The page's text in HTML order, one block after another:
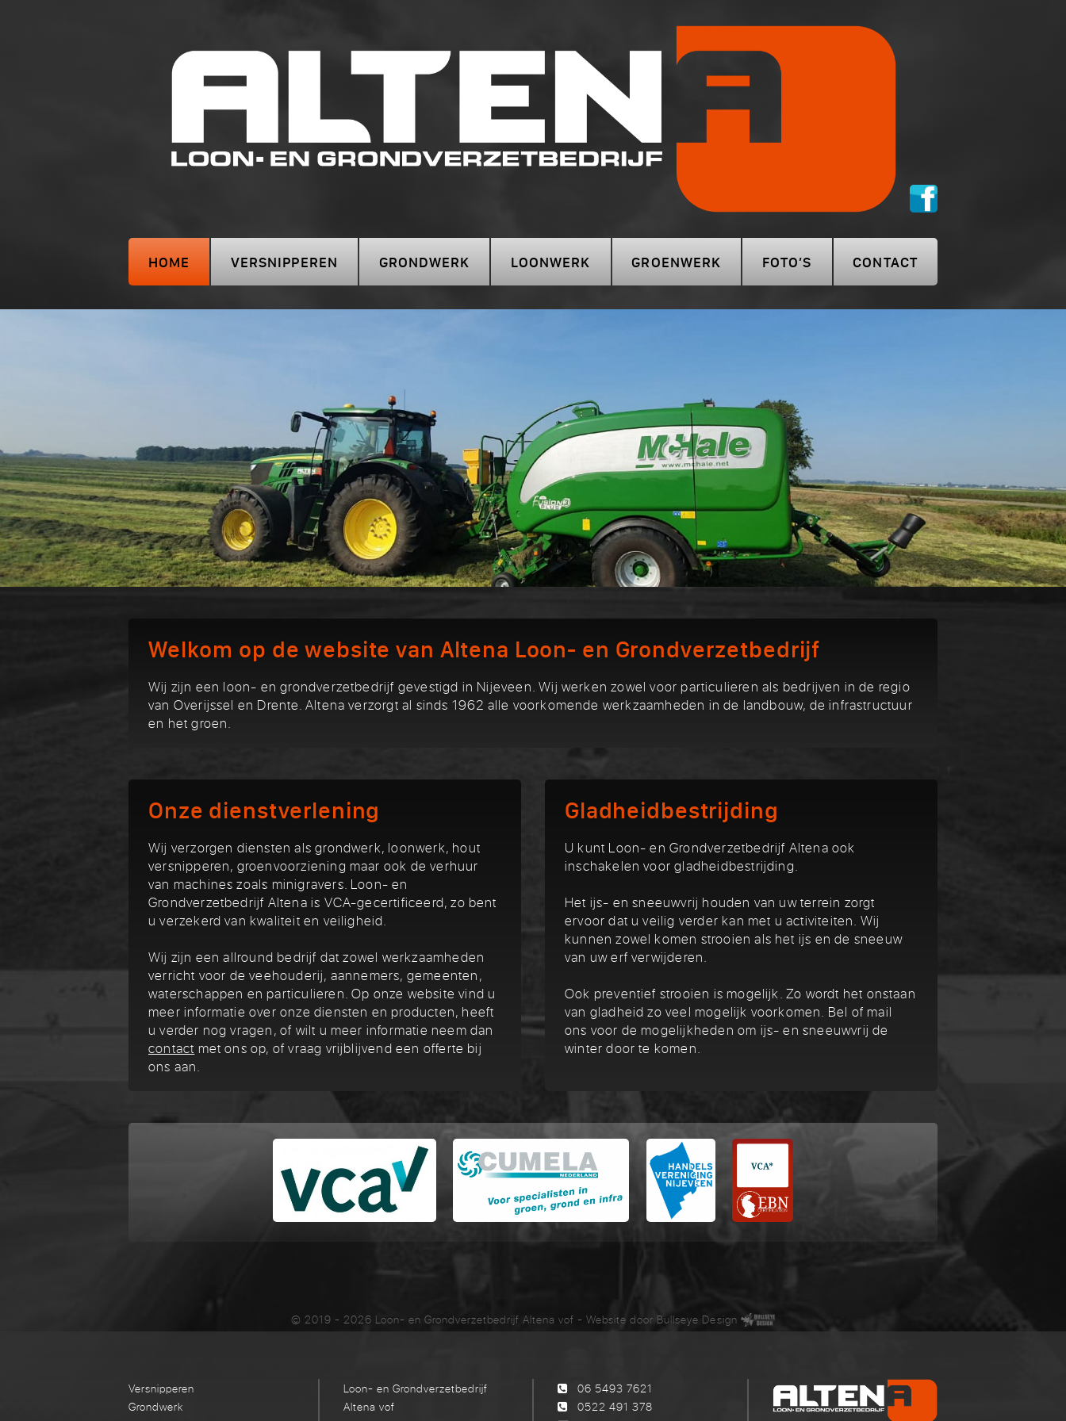
HOME VERSNIPPEREN GRONDWERK LOONWERK GROENWERK FOTO’S CONTACT
Welkom op de website van Altena Loon- en Grondverzetbedrijf
Wij zijn een loon- en grondverzetbedrijf gevestigd in Nijeveen. Wij werken zowel voor particulieren als bedrijven in de regio
van Overijssel en Drente. Altena verzorgt al sinds 1962 alle voorkomende werkzaamheden in de landbouw, de infrastructuur
en het groen.
Onze dienstverlening
Wij verzorgen diensten als grondwerk, loonwerk, hout
versnipperen, groenvoorziening maar ook de verhuur
van machines zoals minigravers. Loon- en
Grondverzetbedrijf Altena is VCA-gecertificeerd, zo bent
u verzekerd van kwaliteit en veiligheid.
Wij zijn een allround bedrijf dat zowel werkzaamheden
verricht voor de veehouderij, aannemers, gemeenten,
waterschappen en particulieren. Op onze website vind u
meer informatie over onze diensten en producten, heeft
u verder nog vragen, of wilt u meer informatie neem dan
contact met ons op, of vraag vrijblijvend een offerte bij
ons aan.
Gladheidbestrijding
U kunt Loon- en Grondverzetbedrijf Altena ook
inschakelen voor gladheidbestrijding.
Het ijs- en sneeuwvrij houden van uw terrein zorgt
ervoor dat u veilig verder kan met u activiteiten. Wij
kunnen zowel komen strooien als het ijs en de sneeuw
van uw erf verwijderen.
Ook preventief strooien is mogelijk. Zo wordt het onstaan
van gladheid zo veel mogelijk voorkomen. Bel of mail
ons voor de mogelijkheden om ijs- en sneeuwvrij de
winter door te komen.
© 2019 - 2026 Loon- en Grondverzetbedrijf Altena vof - Website door Bullseye Design
Versnipperen
Grondwerk
Loon- en Grondverzetbedrijf
Altena vof
06 5493 7621
0522 491 378